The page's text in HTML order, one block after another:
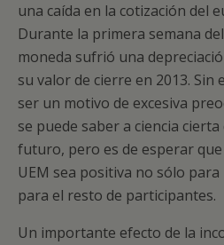
una caída en la cotización del
Durante la primera semana
moneda sufrió una
su valor de cierre en 2013. Sin
ser un motivo de excesiva
se puede saber a ciencia
futuro, pero es de esperar
UEM sea positiva no sólo
para el resto de participantes.
Un importante efecto de la